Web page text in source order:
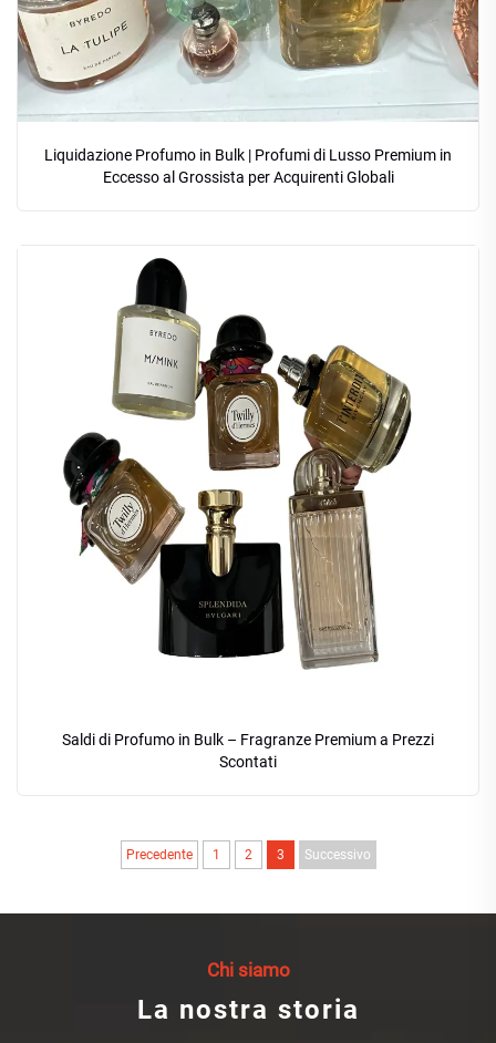
Liquidazione Profumo in Bulk | Profumi di Lusso Premium in
Eccesso al Grossista per Acquirenti Globali
Saldi di Profumo in Bulk – Fragranze Premium a Prezzi
Scontati
Precedente 1 2 3 Successivo
Chi siamo
La nostra storia